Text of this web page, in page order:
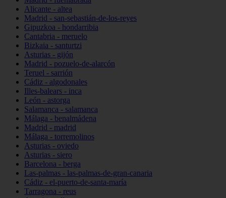
Alicante - altea
Madrid - san-sebastián-de-los-reyes
Gipuzkoa - hondarribia
Cantabria - meruelo
Bizkaia - santurtzi
Asturias - gijón
Madrid - pozuelo-de-alarcón
Teruel - sarrión
Cádiz - algodonales
Illes-balears - inca
León - astorga
Salamanca - salamanca
Málaga - benalmádena
Madrid - madrid
Málaga - torremolinos
Asturias - oviedo
Asturias - siero
Barcelona - berga
Las-palmas - las-palmas-de-gran-canaria
Cádiz - el-puerto-de-santa-maría
Tarragona - reus